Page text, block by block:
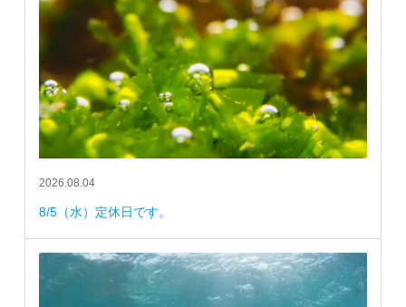
2026.08.04
8/5（水）定休日です。